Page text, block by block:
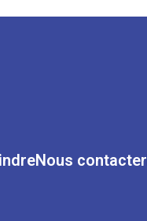
Nous contacter